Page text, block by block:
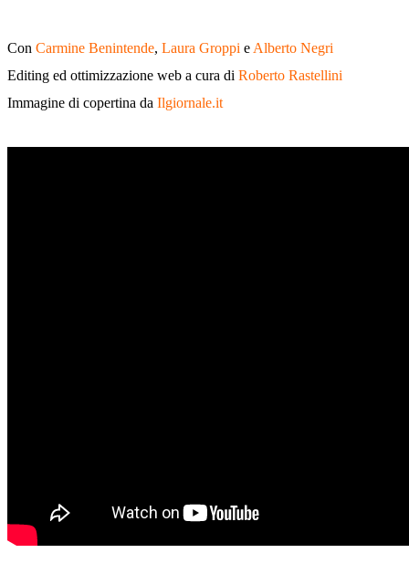
Con Carmine Benintende, Laura Groppi e Alberto Negri
Editing ed ottimizzazione web a cura di Roberto Rastellini
Immagine di copertina da Ilgiornale.it